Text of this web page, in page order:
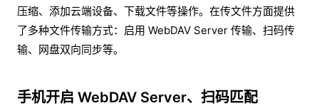
压缩、添加云端设备、下载文件等操作。在传文件方面提供
了多种文件传输方式：启用 WebDAV Server 传输、扫码传
输、网盘双向同步等。
手机开启 WebDAV Server、扫码匹配